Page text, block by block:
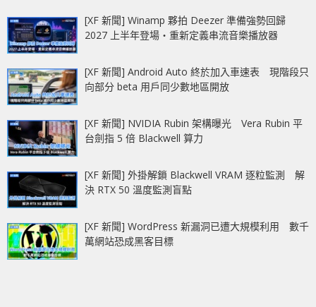
[XF 新聞] Winamp 夥拍 Deezer 準備強勢回歸
2027 上半年登場‧重新定義串流音樂播放器
[XF 新聞] Android Auto 終於加入車速表 現階段只
向部分 beta 用戶同少數地區開放
[XF 新聞] NVIDIA Rubin 架構曝光 Vera Rubin 平
台劍指 5 倍 Blackwell 算力
[XF 新聞] 外掛解鎖 Blackwell VRAM 逐粒監測 解
決 RTX 50 溫度監測盲點
[XF 新聞] WordPress 新漏洞已遭大規模利用 數千
萬網站恐成黑客目標